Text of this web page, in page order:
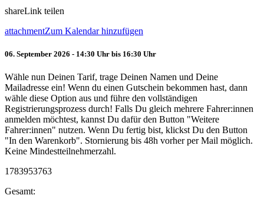
shareLink teilen
attachmentZum Kalendar hinzufügen
06. September 2026 - 14:30 Uhr bis 16:30 Uhr
Wähle nun Deinen Tarif, trage Deinen Namen und Deine
Mailadresse ein! Wenn du einen Gutschein bekommen hast, dann
wähle diese Option aus und führe den vollständigen
Registrierungsprozess durch! Falls Du gleich mehrere Fahrer:innen
anmelden möchtest, kannst Du dafür den Button "Weitere
Fahrer:innen" nutzen. Wenn Du fertig bist, klickst Du den Button
"In den Warenkorb". Stornierung bis 48h vorher per Mail möglich.
Keine Mindestteilnehmerzahl.
1783953763
Gesamt: